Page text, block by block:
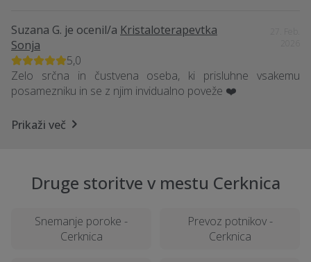
Suzana G. je ocenil/a Kristaloterapevtka
Sonja
5,0
Zelo srčna in čustvena oseba, ki prisluhne vsakemu
posamezniku in se z njim invidualno poveže ❤️
Prikaži več
Druge storitve v mestu Cerknica
Snemanje poroke -
Cerknica
Prevoz potnikov -
Cerknica